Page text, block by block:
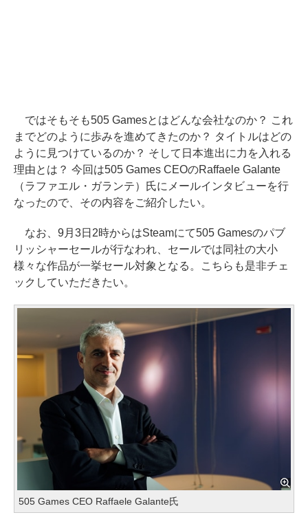
ではそもそも505 Gamesとはどんな会社なのか？ これ
までどのように歩みを進めてきたのか？ タイトルはどの
ように見つけているのか？ そして日本進出に力を入れる
理由とは？ 今回は505 Games CEOのRaffaele Galante
（ラファエル・ガランテ）氏にメールインタビューを行
なったので、その内容をご紹介したい。
なお、9月3日2時からはSteamにて505 Gamesのパブ
リッシャーセールが行なわれ、セールでは同社の大小
様々な作品が一挙セール対象となる。こちらも是非チェ
ックしていただきたい。
505 Games CEO Raffaele Galante氏